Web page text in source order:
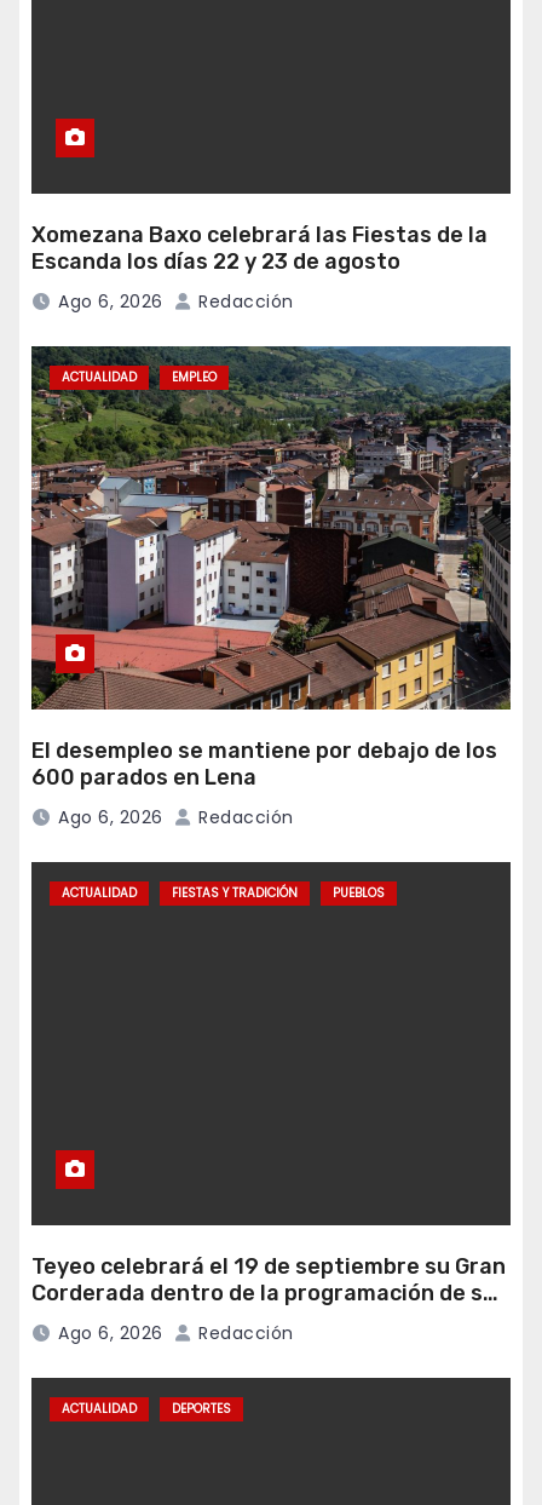
Xomezana Baxo celebrará las Fiestas de la
Escanda los días 22 y 23 de agosto
Ago 6, 2026 Redacción
ACTUALIDAD EMPLEO
El desempleo se mantiene por debajo de los
600 parados en Lena
Ago 6, 2026 Redacción
ACTUALIDAD FIESTAS Y TRADICIÓN PUEBLOS
Teyeo celebrará el 19 de septiembre su Gran
Corderada dentro de la programación de sus
fiestas
Ago 6, 2026 Redacción
ACTUALIDAD DEPORTES